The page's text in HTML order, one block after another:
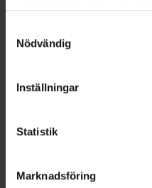
samlat in när du har
Nödvändig
Inställningar
Statistik
Marknadsföring
Saapaskassi Vihreä